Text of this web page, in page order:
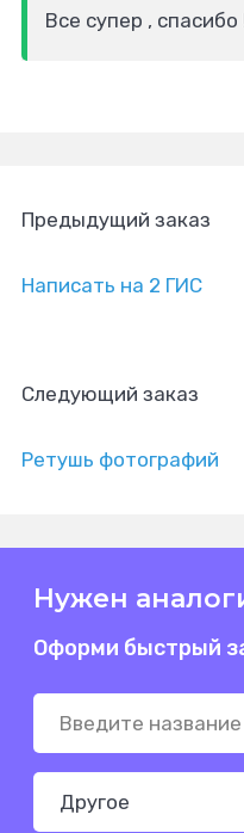
Все супер , спасибо
Предыдущий заказ
Написать на 2 ГИС
Следующий заказ
Ретушь фотографий
Нужен
Оформи быстрый